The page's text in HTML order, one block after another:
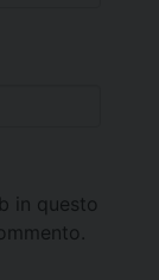
in questo